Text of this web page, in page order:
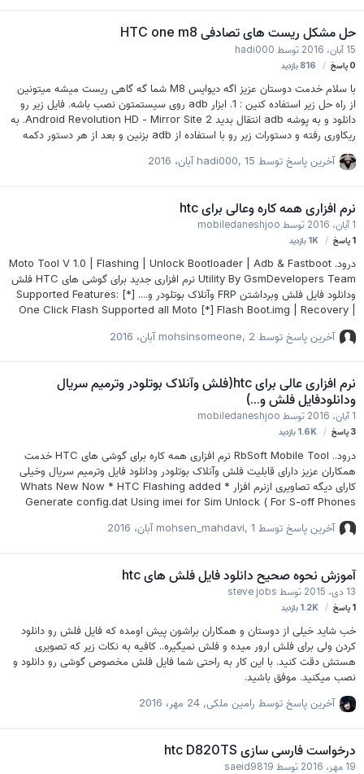
حل مشکل ریست های تصادفی HTC one m8
15 آبان، 2016 توسط hadi000
0پاسخ 816بازدید
با سلام خدمت دوستان عزیز اگه دیوایس M8 شما گه گاهی ریست میشه میتونین
از راه حل زیر استفاده کنین : 1. ابزار adb روی سیستمتون نصب باشه. فایل زیر رو
دانلود و به پوشه adb انتقال بدید Android Revolution HD - Mirror Site 2. به
ریکاوری رفته و دستورات زیر رو با استفاده از adb بزنین و بعد از هر دستور دکمه
/tmp/fsck.ext4 -fn /dev/block/mmcblk0p47 تمام
آخرین پاسخ توسط hadi000 ,15 آبان، 2016
نرم افزاری همه کاره وعالی برای htc
1 آبان، 2016 توسطmobiledaneshjoo
پاسخ 1Kبازدید
درود. Moto Tool V 1.0 | Flashing | Unlock Bootloader | Adb & Fastboot
Utility By GsmDevelopers Team نرم افزاری جدید برای گوشی های HTC فلش
ودانلود فایل فلش وبرداشتن FRP وآنلاک بوتلودر و.... Supported Features: [*]
One Click Flash Supported all Moto [*] Flash Boot.img | Recovery |
[Need Adb Debugging] [*] Bootloader Unlocked Warning Remove [*]
be used the same id for login no need activation. اکتیوکردن نرم افزار
Activation Requests He…
آخرین پاسخ توسط mohsinsomeone ,2 آبان، 2016
نرم افزاری عالی برای htc(فلش وآنلاک بوتلودر وترمیم سریال
ودانلودفایل فلش و...)
1 آبان، 2016 توسطmobiledaneshjoo
3پاسخ 1.6K بازدید
درود.. RbSoft Mobile Tool نرم افزاری همه کاره برای گوشی های HTC خدمت
همکاران عزیز دارای قابلیت فلش وآنلاک بوتلودر ودانلود فایل وترمیم سریال وخیلی
کارای دیگه تصاویری ازنرم افزار Whats New Now * HTC Flashing added *
Generate config.dat Using imei for Sim Unlock ( For S-off Phones
*MID Change [s-off] General Features * Read info [Getvar] * One
With Progress Bar. Im…
آخرین پاسخ توسط mohsen_mahdavi ,
آموزش نحوه صحیح دانلود فایل فلش های htc
13 دی، 2015 توسط steve jobs
پاسخ 1.2Kبازدید
خب شاید خیلی از دوستان و همکاران براشون پیش اومده که فایل فلش رو دانلود
کردن ولی برای فلش ارور میده و فلش نمیگیره.. کافیه به نکات زیر که تصویری
هستش دقت کنید. با این کار به راحتی شما فایل فلش مخصوص گوشی رو دانلود و
نصب میکنید. موفق باشید.
آخرین پاسخ توسطرامین ملکی, 24 مهر، 2016
درخواست فارسی سازی htc D820TS
19 مهر، 2016 توسطsaeid9819